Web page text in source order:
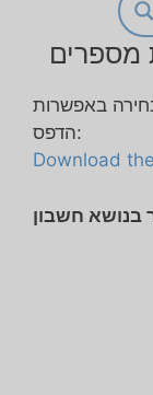
מספרים
באפשרות
הדפס:
Download
בנושא חשבון